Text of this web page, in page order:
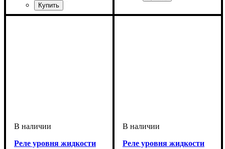
Монтаж: на DIN-рейку 35
Устройство: реле
Тип контроллера: Реле
Область применения:
Серия: NJYW
AC/DC
контроля и управления
Контроллеры для систем
Реле уровня жидкости
Реле уровня жидкости